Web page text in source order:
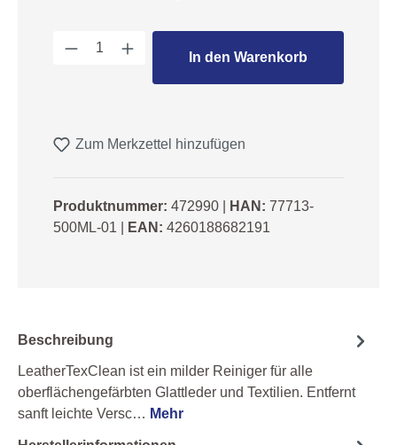
Produkt Anzahl: Gib den
In den Warenkorb
Zum Merkzettel hinzufügen
Produktnummer: 472990 HAN: 77713-
500ML-01
EAN: 4260188682191
Beschreibung
LeatherTexClean ist ein milder Reiniger für alle
oberflächengefärbten Glattleder und Textilien. Entfernt
sanft leichte Versc… Mehr